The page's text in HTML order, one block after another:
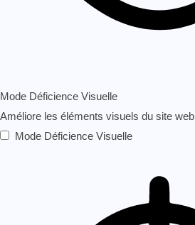
Mode Déficience Visuelle
Améliore les éléments visuels du site web
Mode Déficience Visuelle